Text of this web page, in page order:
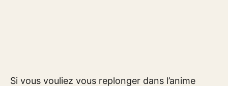
Si vous vouliez vous replonger dans l’anime